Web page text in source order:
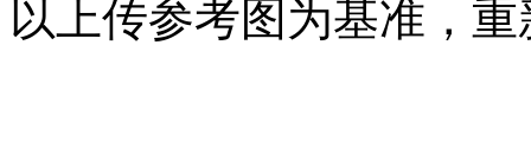
以上传参考图为基准，